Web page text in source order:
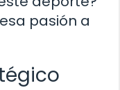
pasión a